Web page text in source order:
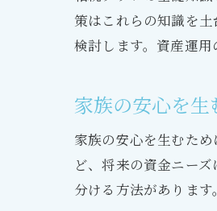
策はこれらの知識を
検討します。資産運
家族の安心を
家族の安心を生むた
ど、将来の資金ニー
分ける方法がありま